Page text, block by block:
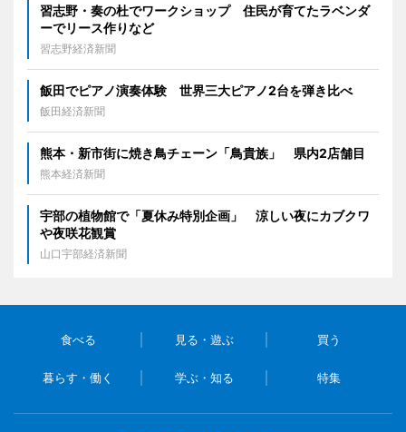
習志野・奏の杜でワークショップ 住民が育てたラベンダ
ーでリース作りなど
習志野経済新聞
飯田でピアノ演奏体験 世界三大ピアノ2台を弾き比べ
飯田経済新聞
熊本・新市街に焼き鳥チェーン「鳥貴族」 県内2店舗目
熊本経済新聞
宇部の植物館で「夏休み特別企画」 涼しい夜にカブクワ
や夜咲花観賞
山口宇部経済新聞
食べる 見る・遊ぶ 買う
暮らす・働く 学ぶ・知る 特集